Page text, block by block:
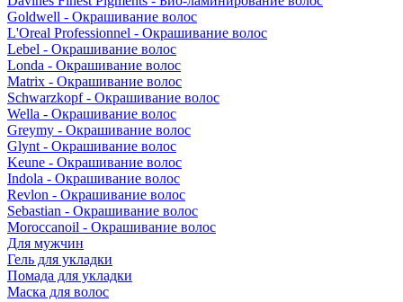
Goldwell - Окрашивание волос
L'Oreal Professionnel - Окрашивание волос
Lebel - Окрашивание волос
Londa - Окрашивание волос
Matrix - Окрашивание волос
Schwarzkopf - Окрашивание волос
Wella - Окрашивание волос
Greymy - Окрашивание волос
Glynt - Окрашивание волос
Keune - Окрашивание волос
Indola - Окрашивание волос
Revlon - Окрашивание волос
Sebastian - Окрашивание волос
Moroccanoil - Окрашивание волос
Для мужчин
Гель для укладки
Помада для укладки
Маска для волос